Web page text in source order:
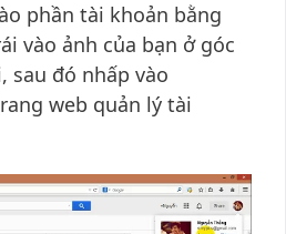
phần tài khoản bằng
vào ảnh của bạn ở góc
sau đó nhấp vào
web quản lý tài